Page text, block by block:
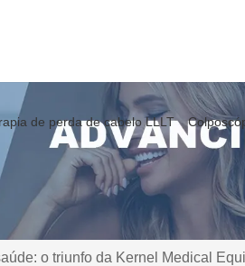
de perda de cabelo LLLT
o triunfo da Kernel Medical